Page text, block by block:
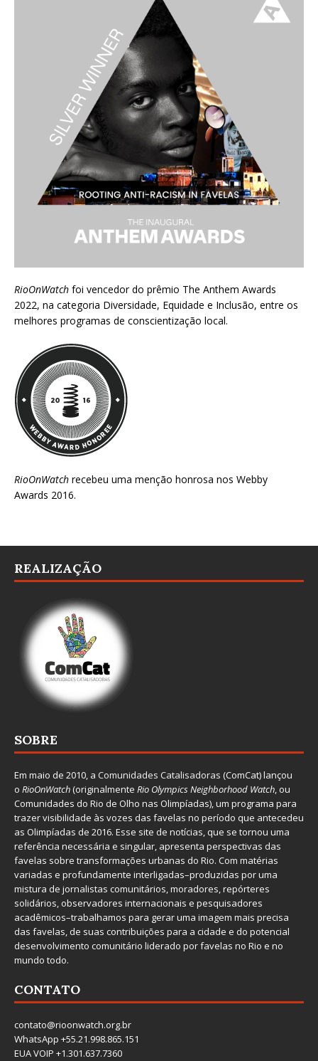
RioOnWatch foi vencedor do prêmio The Anthem Awards
2022, na categoria Diversidade, Equidade e Inclusão, entre os
melhores programas de conscientização local.
RioOnWatch recebeu uma menção honrosa nos Webby
Awards 2016.
REALIZAÇÃO
SOBRE
Em maio de 2010, a Comunidades Catalisadoras (ComCat) lançou
o RioOnWatch(originalmente Rio Olympics Neighborhood Watch, ou
Comunidades do Rio de Olho nas Olimpíadas), um programa para
trazer visibilidade às vozes das favelas no período que antecedeu
as Olimpíadas de 2016. Esse site de notícias, que se tornou uma
referência necessária e singular, apresenta perspectivas das
favelas sobre transformações urbanas do Rio. Com matérias
variadas e profundamente interligadas–produzidas por uma
mistura de jornalistas comunitários, moradores, repórteres
solidários, observadores internacionais e pesquisadores
acadêmicos–trabalhamos para gerar uma imagem mais precisa
das favelas, de suas contribuições para a cidade e do potencial
desenvolvimento comunitário liderado por favelas no Rio e no
mundo todo.
CONTATO
contato@rioonwatch.org.br
WhatsApp +55.21.998.865.151
EUA VOIP +1.301.637.7360